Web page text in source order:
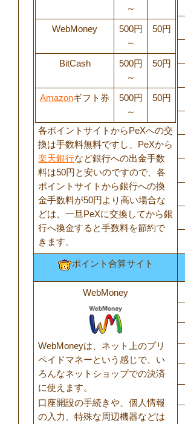
～
WebMoney
500円
～
50円
BitCash
500円
～
50円
Amazonギフト券
500円
～
50円
各ポイントサイトからPeXへの交
換は手数料無料ですし、PeXから
楽天銀行など銀行への出金手数
料は50円と安いのですので、各
ポイントサイトから銀行への換
金手数料が50円より高い場合な
どは、一旦PeXに交換してから銀
行へ換金すると手数料を節約で
きます。
ポイント合算サイト
WebMoney
WebMoneyは、ネット上のプリ
ペイドマネーという感じで、い
ろんなネットショップでの決済
に使えます。
口座開設の手続きや、個人情報
の入力、特殊な周辺機器などは